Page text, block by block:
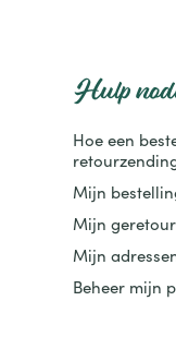
Hulp
Hoe een
Mijn
Mijn
Mijn
Beheer mijn